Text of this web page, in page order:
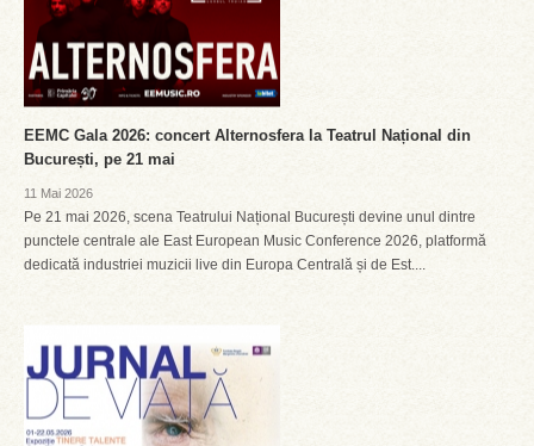
EEMC Gala 2026: concert Alternosfera la Teatrul Național din
București, pe 21 mai
11 Mai 2026
Pe 21 mai 2026, scena Teatrului Național București devine unul dintre
punctele centrale ale East European Music Conference 2026, platformă
dedicată industriei muzicii live din Europa Centrală și de Est....